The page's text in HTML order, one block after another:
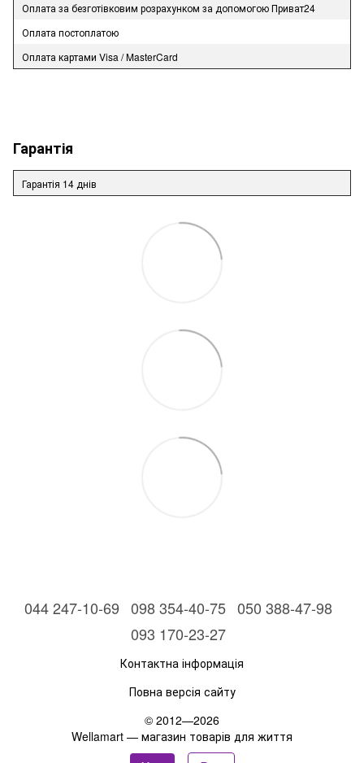
Оплата за безготівковим розрахунком за допомогою Приват24
Оплата постоплатою
Оплата картами Visa / MasterCard
Гарантія
Гарантія 14 днів
044 247-10-69 098 354-40-75 050 388-47-98
093 170-23-27
Контактна інформація
Повна версія сайту
© 2012—2026
Wellamart — магазин товарів для життя